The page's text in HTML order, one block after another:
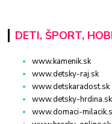
DETI, ŠPORT,
www.kamenik.sk
www.detsky-raj.sk
www.detskaradost.sk
www.detsky-hrdina.sk
www.domaci-